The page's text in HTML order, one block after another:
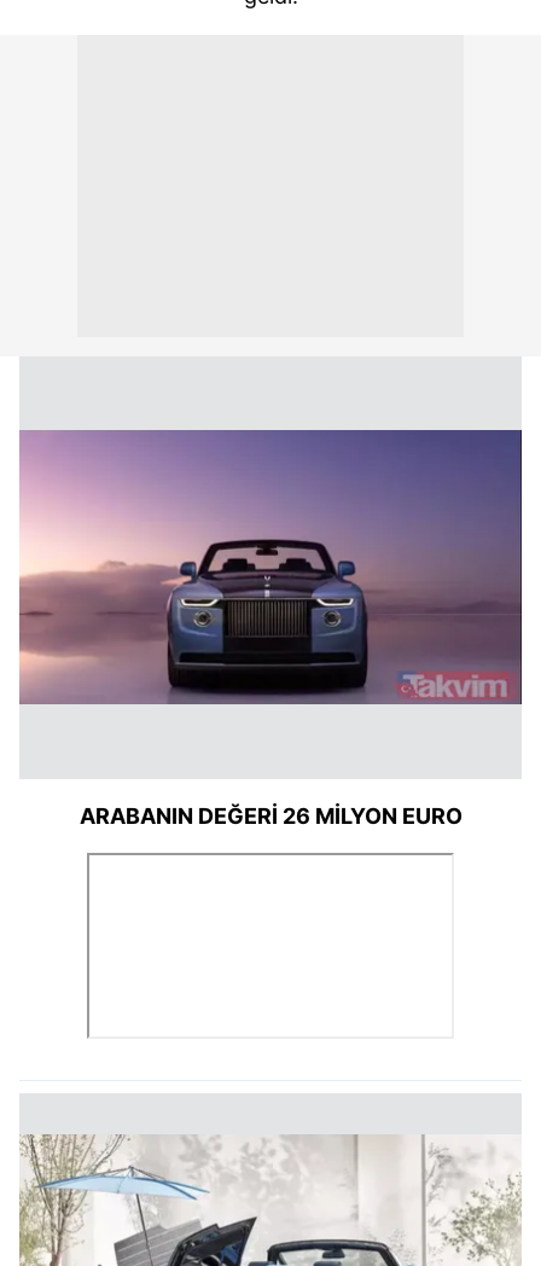
ARABANIN DEĞERİ 26 MİLYON EURO